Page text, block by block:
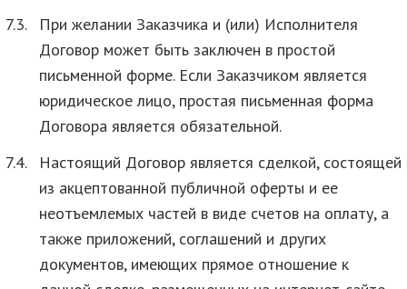
7.3.
При желании Заказчика и (или) Исполнителя
Договор может быть заключен в простой
письменной форме. Если Заказчиком является
юридическое лицо, простая письменная форма
Договора является обязательной.
7.4.
Настоящий Договор является сделкой, состоящей
из акцептованной публичной оферты и ее
неотъемлемых частей в виде счетов на оплату, а
также приложений, соглашений и других
документов, имеющих прямое отношение к